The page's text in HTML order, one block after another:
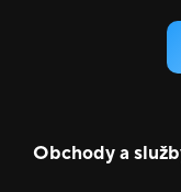
Obchody a